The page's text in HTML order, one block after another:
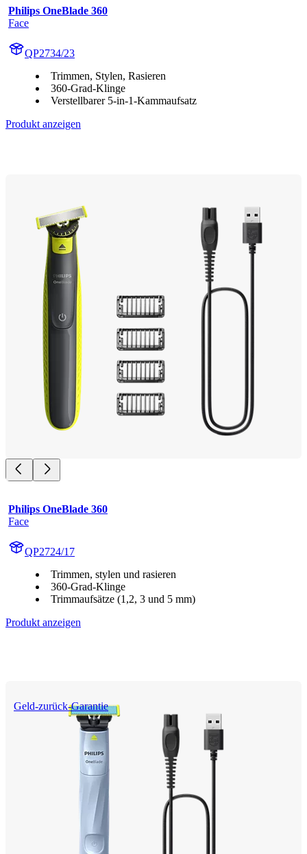
Philips OneBlade 360
Face
QP2734/23
Trimmen, Stylen, Rasieren
360-Grad-Klinge
Verstellbarer 5-in-1-Kammaufsatz
Produkt anzeigen
Philips OneBlade 360
Face
QP2724/17
Trimmen, stylen und rasieren
360-Grad-Klinge
Trimmaufsätze (1,2, 3 und 5 mm)
Produkt anzeigen
Geld-zurück-Garantie